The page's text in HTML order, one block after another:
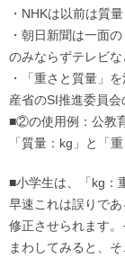
・NHKは以前は質
・朝日新聞は一面
のみならずテレビな
・「重さと質量」
産省のSI推進委員会
■②の使用例：公教
「質量：kg」と「
■小学生は、「kg：
早速これは誤りで
修正させられます
まわしてみると、